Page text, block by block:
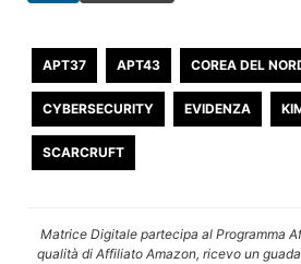
APT37 APT43 COREA DEL
CYBERSECURITY EVIDENZA
SCARCRUFT
Matrice Digitale partecipa al Programma
qualità di Affiliato Amazon, ricevo un